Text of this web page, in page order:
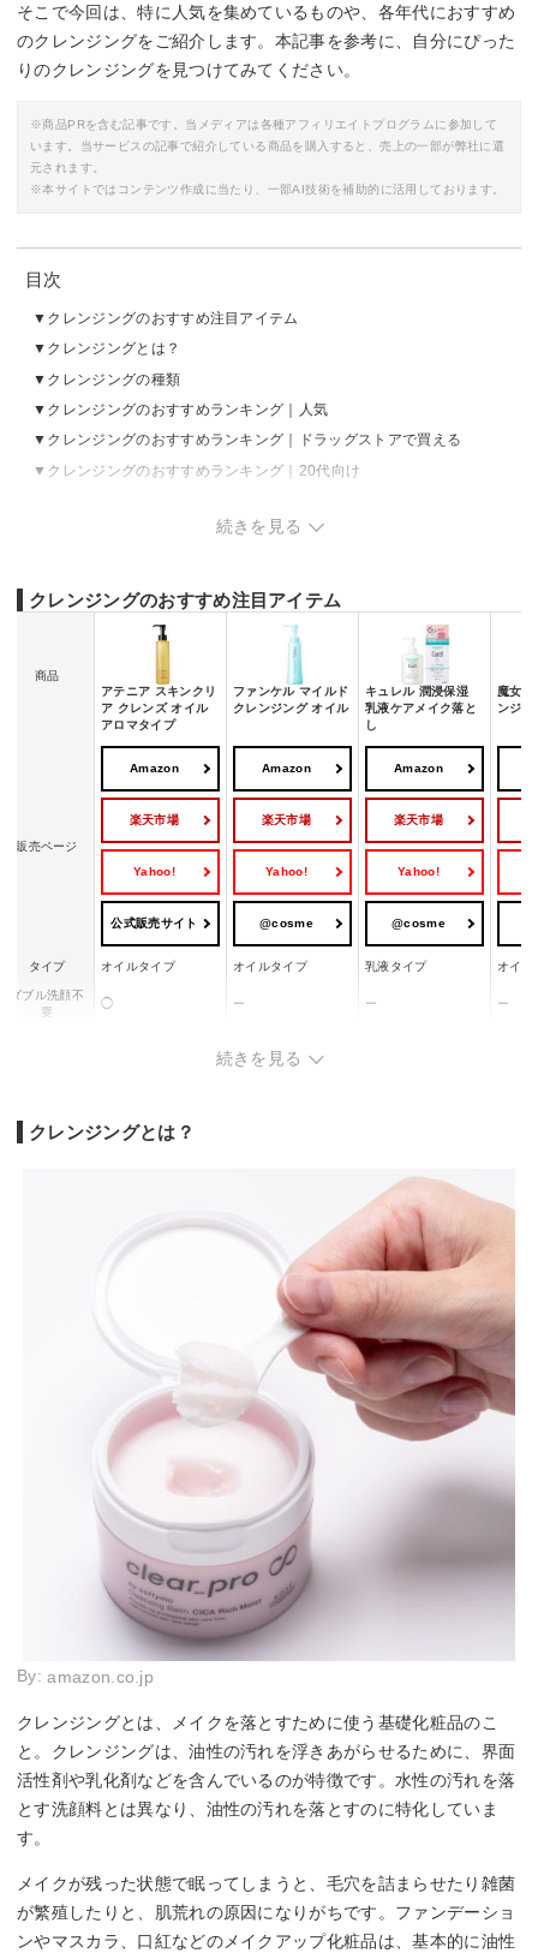
そこで今回は、特に人気を集めているものや、各年代におすすめ
のクレンジングをご紹介します。本記事を参考に、自分にぴった
りのクレンジングを見つけてみてください。
※商品PRを含む記事です。当メディアは各種アフィリエイトプログラムに参加して
います。当サービスの記事で紹介している商品を購入すると、売上の一部が弊社に還
元されます。
※本サイトではコンテンツ作成に当たり、一部AI技術を補助的に活用しております。
目次
クレンジングのおすすめ注目アイテム
クレンジングとは？
クレンジングの種類
クレンジングのおすすめランキング｜人気
クレンジングのおすすめランキング｜ドラッグストアで買える
クレンジングのおすすめランキング｜20代向け
クレンジングのおすすめランキング｜40代・50代向け
クレンジングの正しいやり方やポイント
クレンジングの選び方
続きを見る
クレンジングのおすすめ注目アイテム
商品
アテニア スキンクリ
ア クレンズ オイル
アロマタイプ
ファンケル マイルド
クレンジング オイル
キュレル 潤浸保湿
乳液ケアメイク落と
し
魔女工
ンジン
販売ページ
Amazon
楽天市場
Yahoo!
公式販売サイト
Amazon
楽天市場
Yahoo!
@cosme
Amazon
楽天市場
Yahoo!
@cosme
タイプ オイルタイプ オイルタイプ 乳液タイプ オイル
ダブル洗顔不
要
◯ ー ー ー
続きを見る
クレンジングとは？
By:amazon.co.jp
クレンジングとは、メイクを落とすために使う基礎化粧品のこ
と。クレンジングは、油性の汚れを浮きあがらせるために、界面
活性剤や乳化剤などを含んでいるのが特徴です。水性の汚れを落
とす洗顔料とは異なり、油性の汚れを落とすのに特化していま
す。
メイクが残った状態で眠ってしまうと、毛穴を詰まらせたり雑菌
が繁殖したりと、肌荒れの原因になりがちです。ファンデーショ
ンやマスカラ、口紅などのメイクアップ化粧品は、基本的に油性